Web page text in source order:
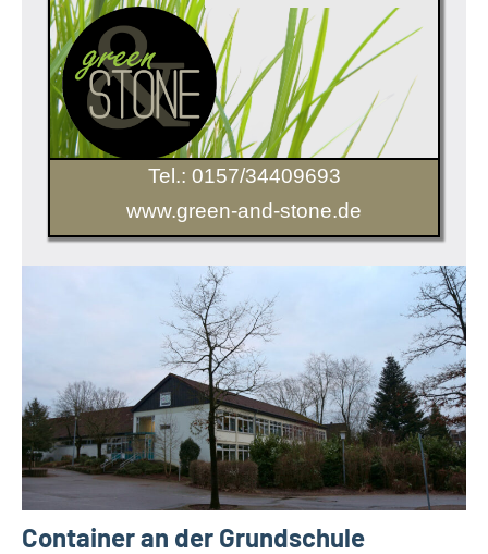
Tel.: 0157/34409693
www.green-and-stone.de
Container an der Grundschule